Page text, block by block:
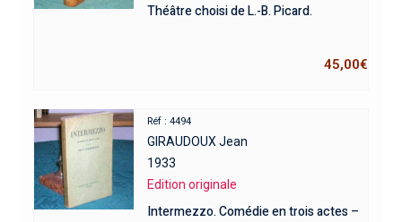
Théâtre choisi de L.-B. Picard.
45,00€
Réf : 4494
GIRAUDOUX Jean
1933
Edition originale
Intermezzo. Comédie en trois actes –